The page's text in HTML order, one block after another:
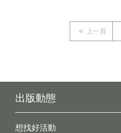
上一頁
出版動態
想找好活動